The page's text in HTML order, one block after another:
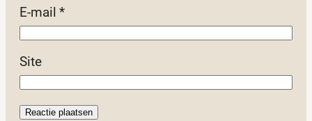
E-mail*
Site